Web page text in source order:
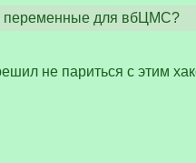
переменные для вбЦМС?
не париться с этим